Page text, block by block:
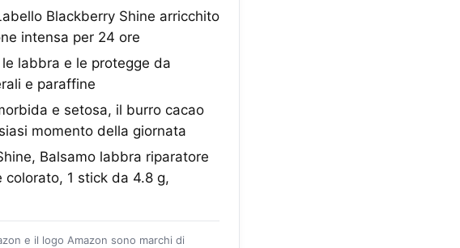
Blackberry Shine arricchito
intensa per 24 ore
le labbra e le protegge da
e paraffine
e setosa, il burro cacao
momento della giornata
Balsamo labbra riparatore
1 stick da 4.8 g,
e il logo Amazon sono marchi di